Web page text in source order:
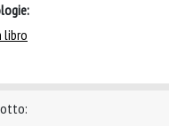
libro